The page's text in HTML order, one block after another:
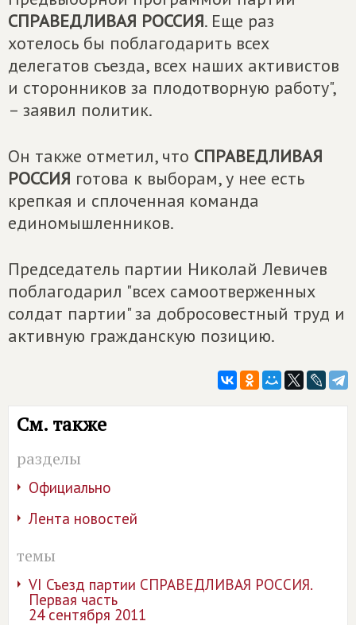
СПРАВЕДЛИВАЯ РОССИЯ. Еще раз
хотелось бы поблагодарить всех
делегатов съезда, всех наших активистов
и сторонников за плодотворную работу",
– заявил политик.
Он также отметил, что СПРАВЕДЛИВАЯ
РОССИЯ готова к выборам, у нее есть
крепкая и сплоченная команда
единомышленников.
Председатель партии Николай Левичев
поблагодарил "всех самоотверженных
солдат партии" за добросовестный труд и
активную гражданскую позицию.
См. также
разделы
Официально
Лента новостей
темы
VI Съезд партии СПРАВЕДЛИВАЯ РОССИЯ.
Первая часть
24 сентября 2011